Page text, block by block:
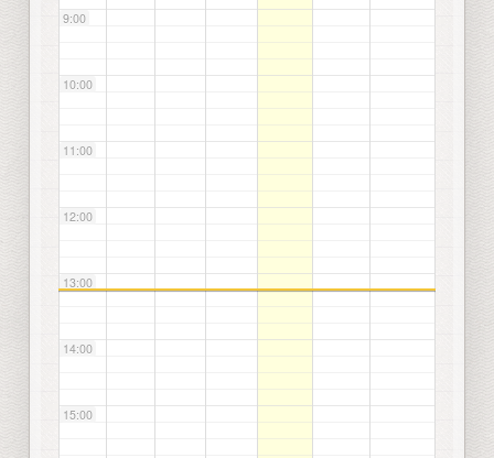
9:00
10:00
11:00
12:00
13:00
14:00
15:00